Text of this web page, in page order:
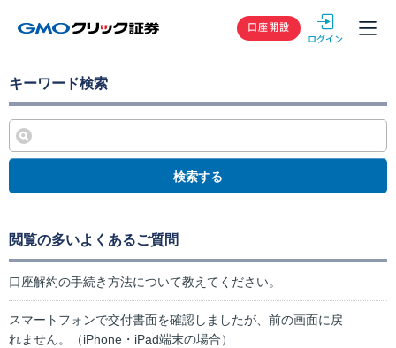
GMOクリック
口座開設
キーワード検索
検索する
閲覧の多いよくあるご質問
口座解約の手続き方法について教えてください。
スマートフォンで交付書面を確認しましたが、前の画面に戻
れません。（iPhone・iPad端末の場合）